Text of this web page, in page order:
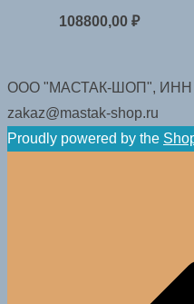
108800,00₽
ООО "МАСТАК-ШОП", ИНН
zakaz@mastak-shop.ru
Proudly powered by the